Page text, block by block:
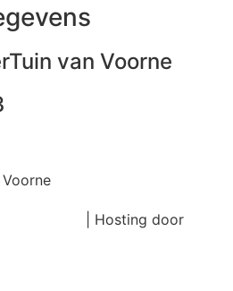
van Voorne
| Hosting door